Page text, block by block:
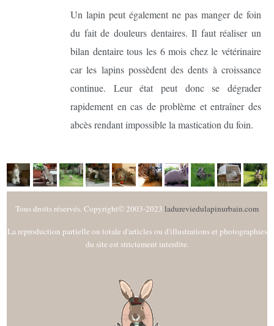
Un lapin peut également ne pas manger de foin
du fait de douleurs dentaires. Il faut réaliser un
bilan dentaire tous les 6 mois chez le vétérinaire
car les lapins possèdent des dents à croissance
continue. Leur état peut donc se dégrader
rapidement en cas de problème et entraîner des
abcès rendant impossible la mastication du foin.
Tous droits réservés. Copyright© 2003-2023 ladureviedulapinurbain.com
La reproduction partielle ou totale d'articles ou d'illustrations et photographies
du site est strictement interdite.